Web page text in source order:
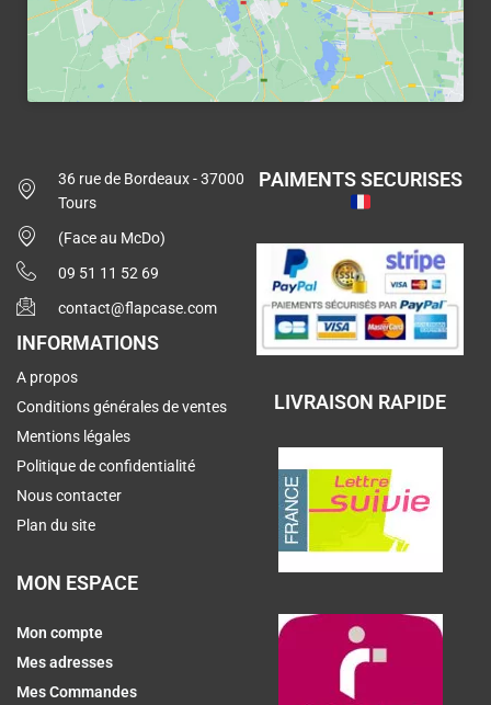
36 rue de Bordeaux - 37000
Tours
(Face au McDo)
09 51 11 52 69
contact@flapcase.com
INFORMATIONS
A propos
Conditions générales de ventes
Mentions légales
Politique de confidentialité
Nous contacter
Plan du site
MON ESPACE
Mon compte
Mes adresses
Mes Commandes
PAIMENTS SECURISES
LIVRAISON RAPIDE